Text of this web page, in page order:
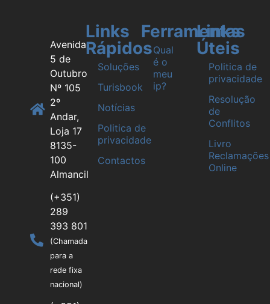
Avenida
5 de
Outubro
Nº 105
2º
Andar,
Loja 17
8135-
100
Almancil
(+351)
289
393 801
(Chamada
para a
rede fixa
nacional)
Links
Rápidos
Soluções
Turisbook
Notícias
Politica de
privacidade
Contactos
Ferramentas
Qual
é o
meu
ip?
Links
Úteis
Politica de
privacidade
Resolução
de
Conflitos
Livro
Reclamações
Online